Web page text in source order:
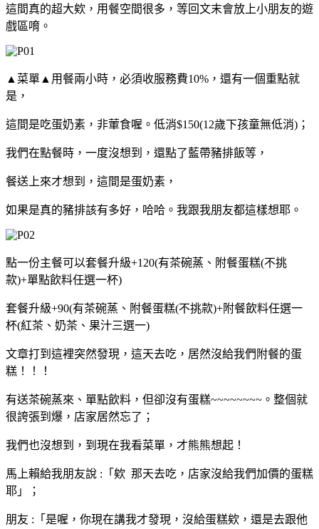
這間真的超大欸，用餐空間很多，等回文末會放上小朋友的遊
戲區唷。
▲菜單▲用餐兩小時，必須收服務費10%，還有一個重點就
是，
這間是吃蛋奶素，非葷食喔。低消$150(12歲下孩童無低消)；
我們在點餐時，一度沒想到，還點了藍帶豬排飯等，
餐送上來才想到，這間是蛋奶素，
如果是真的豬排該有多好，哈哈。 我跟我朋友都這樣想耶。
點一份主餐可以套餐升級+120(有茶碗蒸、附餐蛋糕(不挑
款)+單點飲料任選一杯)
套餐升級+90(有茶碗蒸、附餐蛋糕(不挑款)+附餐飲料任選一
杯(紅茶、奶茶、果汁三選一)
文章打到這裡突然發現，這天去吃，居然沒給我們附餐的蛋
糕！！！
有送茶碗蒸來、單點飲料，但卻沒有蛋糕~~~~~~~~。 整個就
很誇張到爆，店家居然忘了；
我們也沒想到，到現在我看菜單，才熊熊想起！
馬上賴給我朋友說 :「欸 那天去吃，店家沒給我們加價的蛋糕
耶」；
朋友 :「是喔，你現在講我才發現，沒給蛋糕欸，還是去跟他